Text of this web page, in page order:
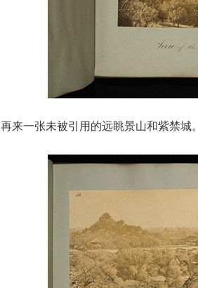
再来一张未被引用的远眺景山和紫禁城。